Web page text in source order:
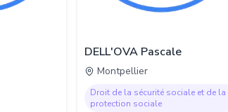
DELL'OVA Pascale
Montpellier
Droit de la sécurité sociale et de la
protection sociale